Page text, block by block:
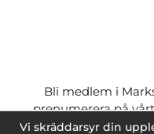
Bli medlem i
prenumerera på
ner många mönster
Vi skräddarsyr din